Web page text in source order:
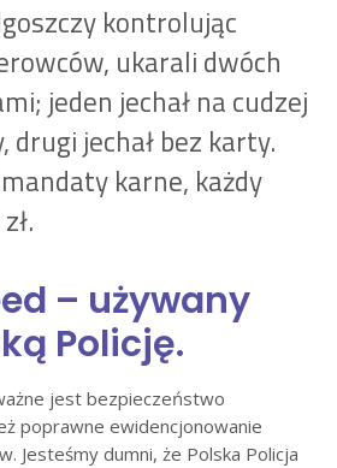
kontrolując
ukarali dwóch
jeden jechał na cudzej
drugi jechał bez karty.
karne, każdy
– używany
Policję.
jest bezpieczeństwo
poprawne ewidencjonowanie
Jesteśmy dumni, że Polska Policja